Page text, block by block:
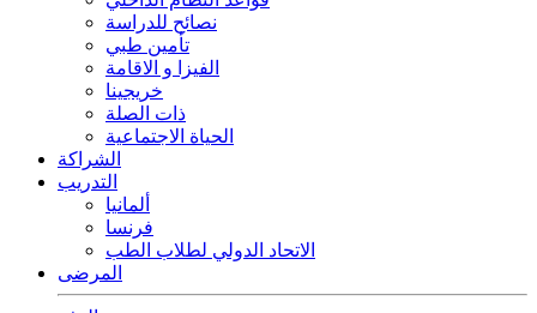
نصائح للدراسة
تأمين طبي
الفيزا و الاقامة
خريجينا
ذات الصلة
الحياة الاجتماعية
الشراكة
التدريب
ألمانيا
فرنسا
الاتحاد الدولي لطلاب الطب
المرضى